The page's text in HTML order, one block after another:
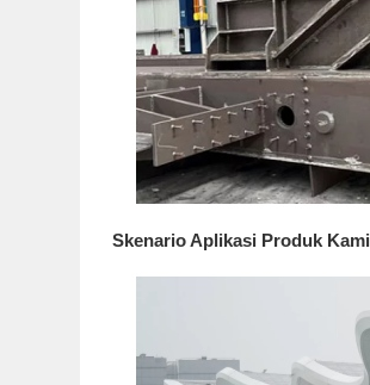
Skenario Aplikasi Produk Kami